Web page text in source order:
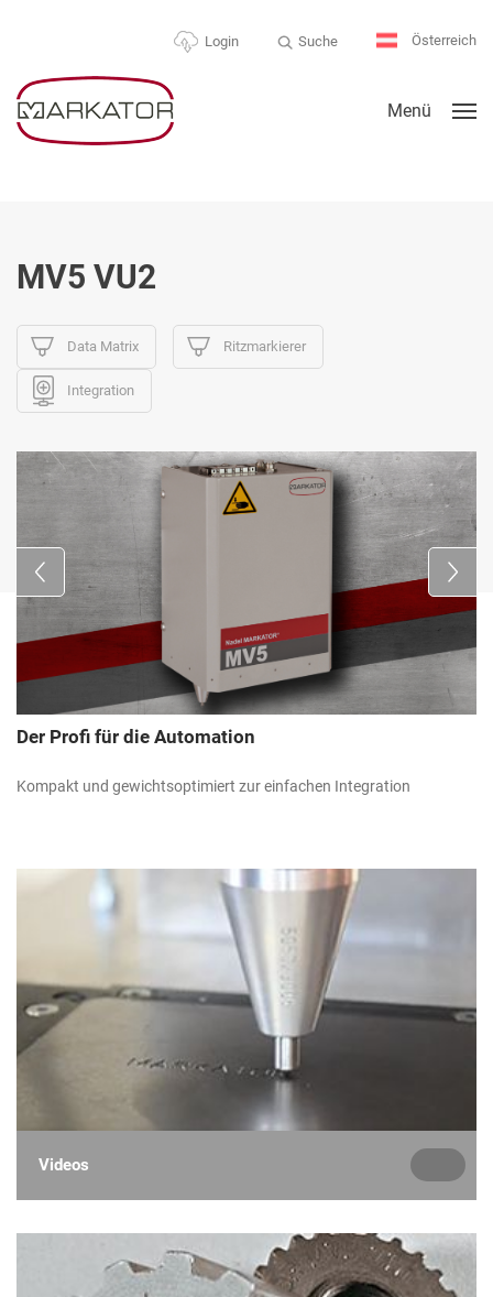
Login Suche Österreich
Menü
MV5 VU2
Data Matrix Ritzmarkierer
Integration
Der Profi für die Automation
Kompakt und gewichtsoptimiert zur einfachen Integration
Videos